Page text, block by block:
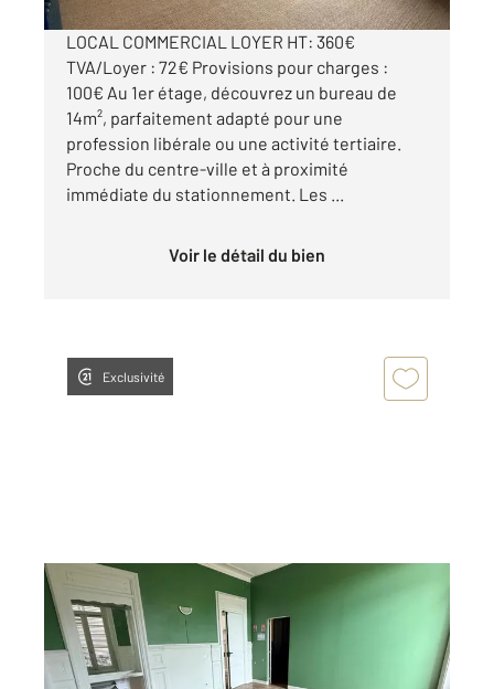
LOCAL COMMERCIAL LOYER HT: 360€
TVA/Loyer : 72€ Provisions pour charges :
100€ Au 1er étage, découvrez un bureau de
14m², parfaitement adapté pour une
profession libérale ou une activité tertiaire.
Proche du centre-ville et à proximité
immédiate du stationnement. Les ...
Voir le détail du bien
Exclusivité
AUXERRE 89
35 m2, 2 pièces
Ref : 20335
Appartement Local à louer